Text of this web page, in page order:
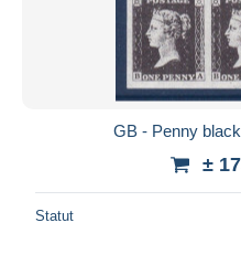
Virement
Visa
Mastercard
iDeal
Maestro
GB - Penny
±
Statut